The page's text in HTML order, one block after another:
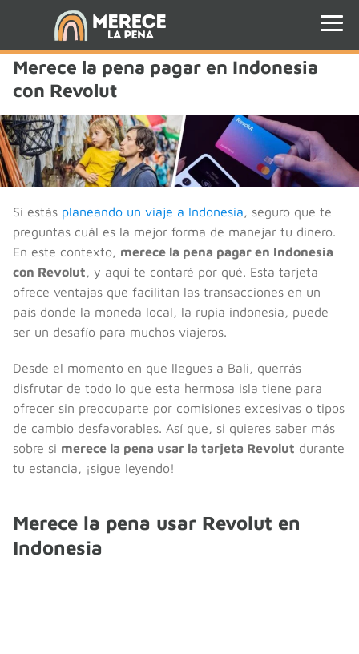
Merece la pena pagar en Indonesia
con Revolut
Si estás planeando un viaje a Indonesia, seguro que te
preguntas cuál es la mejor forma de manejar tu dinero.
En este contexto, merece la pena pagar en Indonesia
con Revolut, y aquí te contaré por qué. Esta tarjeta
ofrece ventajas que facilitan las transacciones en un
país donde la moneda local, la rupia indonesia, puede
ser un desafío para muchos viajeros.
Desde el momento en que llegues a Bali, querrás
disfrutar de todo lo que esta hermosa isla tiene para
ofrecer sin preocuparte por comisiones excesivas o tipos
de cambio desfavorables. Así que, si quieres saber más
sobre si merece la pena usar la tarjeta Revolut durante
tu estancia, ¡sigue leyendo!
Merece la pena usar Revolut en
Indonesia